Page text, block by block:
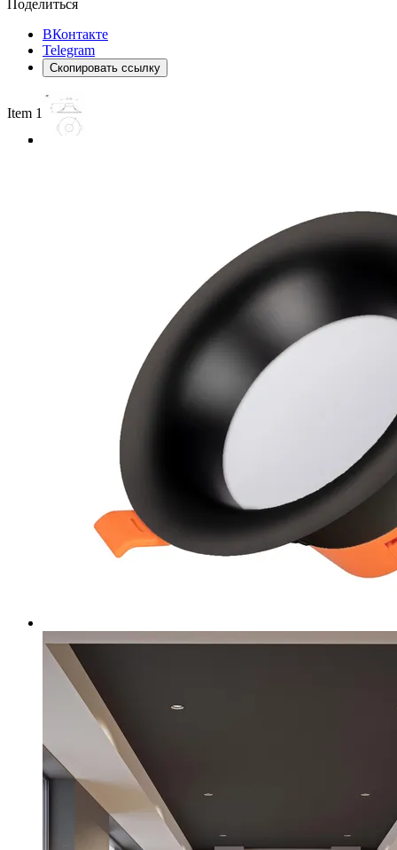
Поделиться
ВКонтакте
Telegram
Скопировать ссылку
Item 1 of 3